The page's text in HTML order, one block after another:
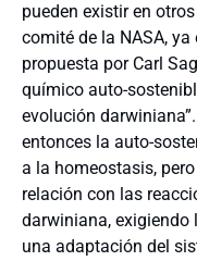
pueden existir en
comité de la NASA,
propuesta por Carl
químico auto-
evolución
entonces la auto-
a la homeostasis,
relación con las
darwiniana, exigiendo
una adaptación del